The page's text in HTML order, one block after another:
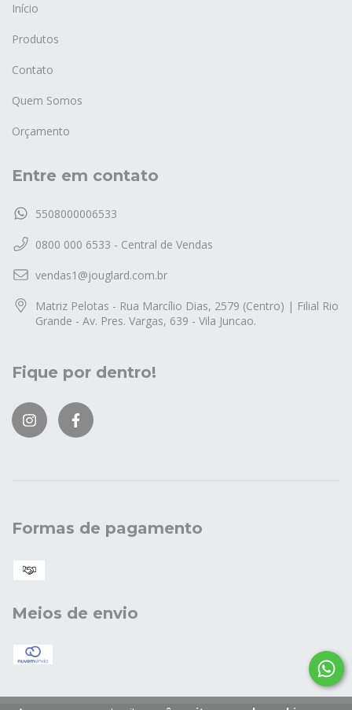
Início
Produtos
Contato
Quem Somos
Orçamento
Entre em contato
5508000006533
0800 000 6533 - Central de Vendas
vendas1@jouglard.com.br
Matriz Pelotas - Rua Marcílio Dias, 2579 (Centro) | Filial Rio
Grande - Av. Pres. Vargas, 639 - Vila Juncao.
Fique por dentro!
Formas de pagamento
Meios de envio